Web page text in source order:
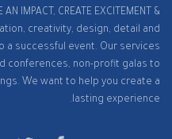
IMPACT, CREATE EXCITEMENT &
creativity, design, detail and
successful event. Our services
conferences, non-profit galas to
We want to help you create a
lasting experience.